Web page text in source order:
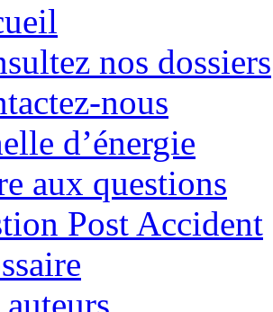
nos dossiers
nous
d’énergie
aux questions
Post Accident